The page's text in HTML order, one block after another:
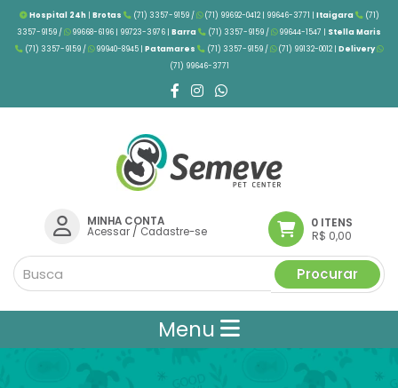
Hospital 24h| Brotas (71) 3357-9159 / (71) 99692-0412 | 99646-3771 | Itaigara
(71)
3357-9159 /
99668-6196 | 99723-3976 | Barra (71) 3357-9159 / 99644-1547 | Stella Maris
(71) 3357-9159 /
99940-8945 | Patamares (71) 3357-9159 / (71) 99132-0012 | Delivery
(71) 99646-3771
MINHA CONTA
Acessar/ Cadastre-se
0 ITENS
R$ 0,00
Procurar
Menu